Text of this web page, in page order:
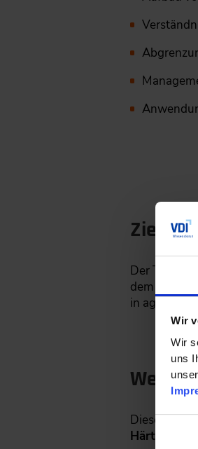
Wir
Wir
uns
Der
dem
in agilem
Wer
Diese
Härtl
,